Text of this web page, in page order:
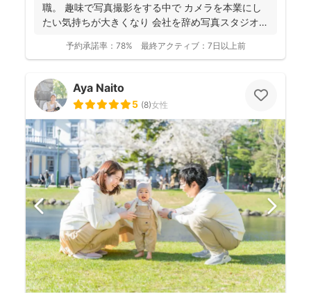
職。 趣味で写真撮影をする中で カメラを本業にし
たい気持ちが大きくなり 会社を辞め写真スタジオへ
予約承諾率： 78% 最終アクティブ： 7日以上前
Aya Naito
5 (8)女性